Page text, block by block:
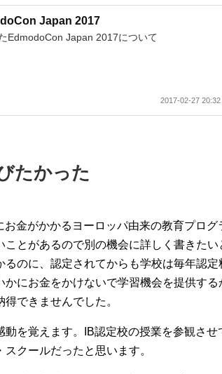
Japan 2017
EdmodoCon Japan 2017について
2017-02-27 20:32
たかった
お金がかかるヨーロッパ由来の教育プロ
ことがあるので別の機会に詳しく書きた
るのに、認定されてからも学校は毎年認
かにお金をかけないで学習機会を提供す
できませんでした。
動を覚えます。IB認定校の授業を参観さ
クールだったと思います。